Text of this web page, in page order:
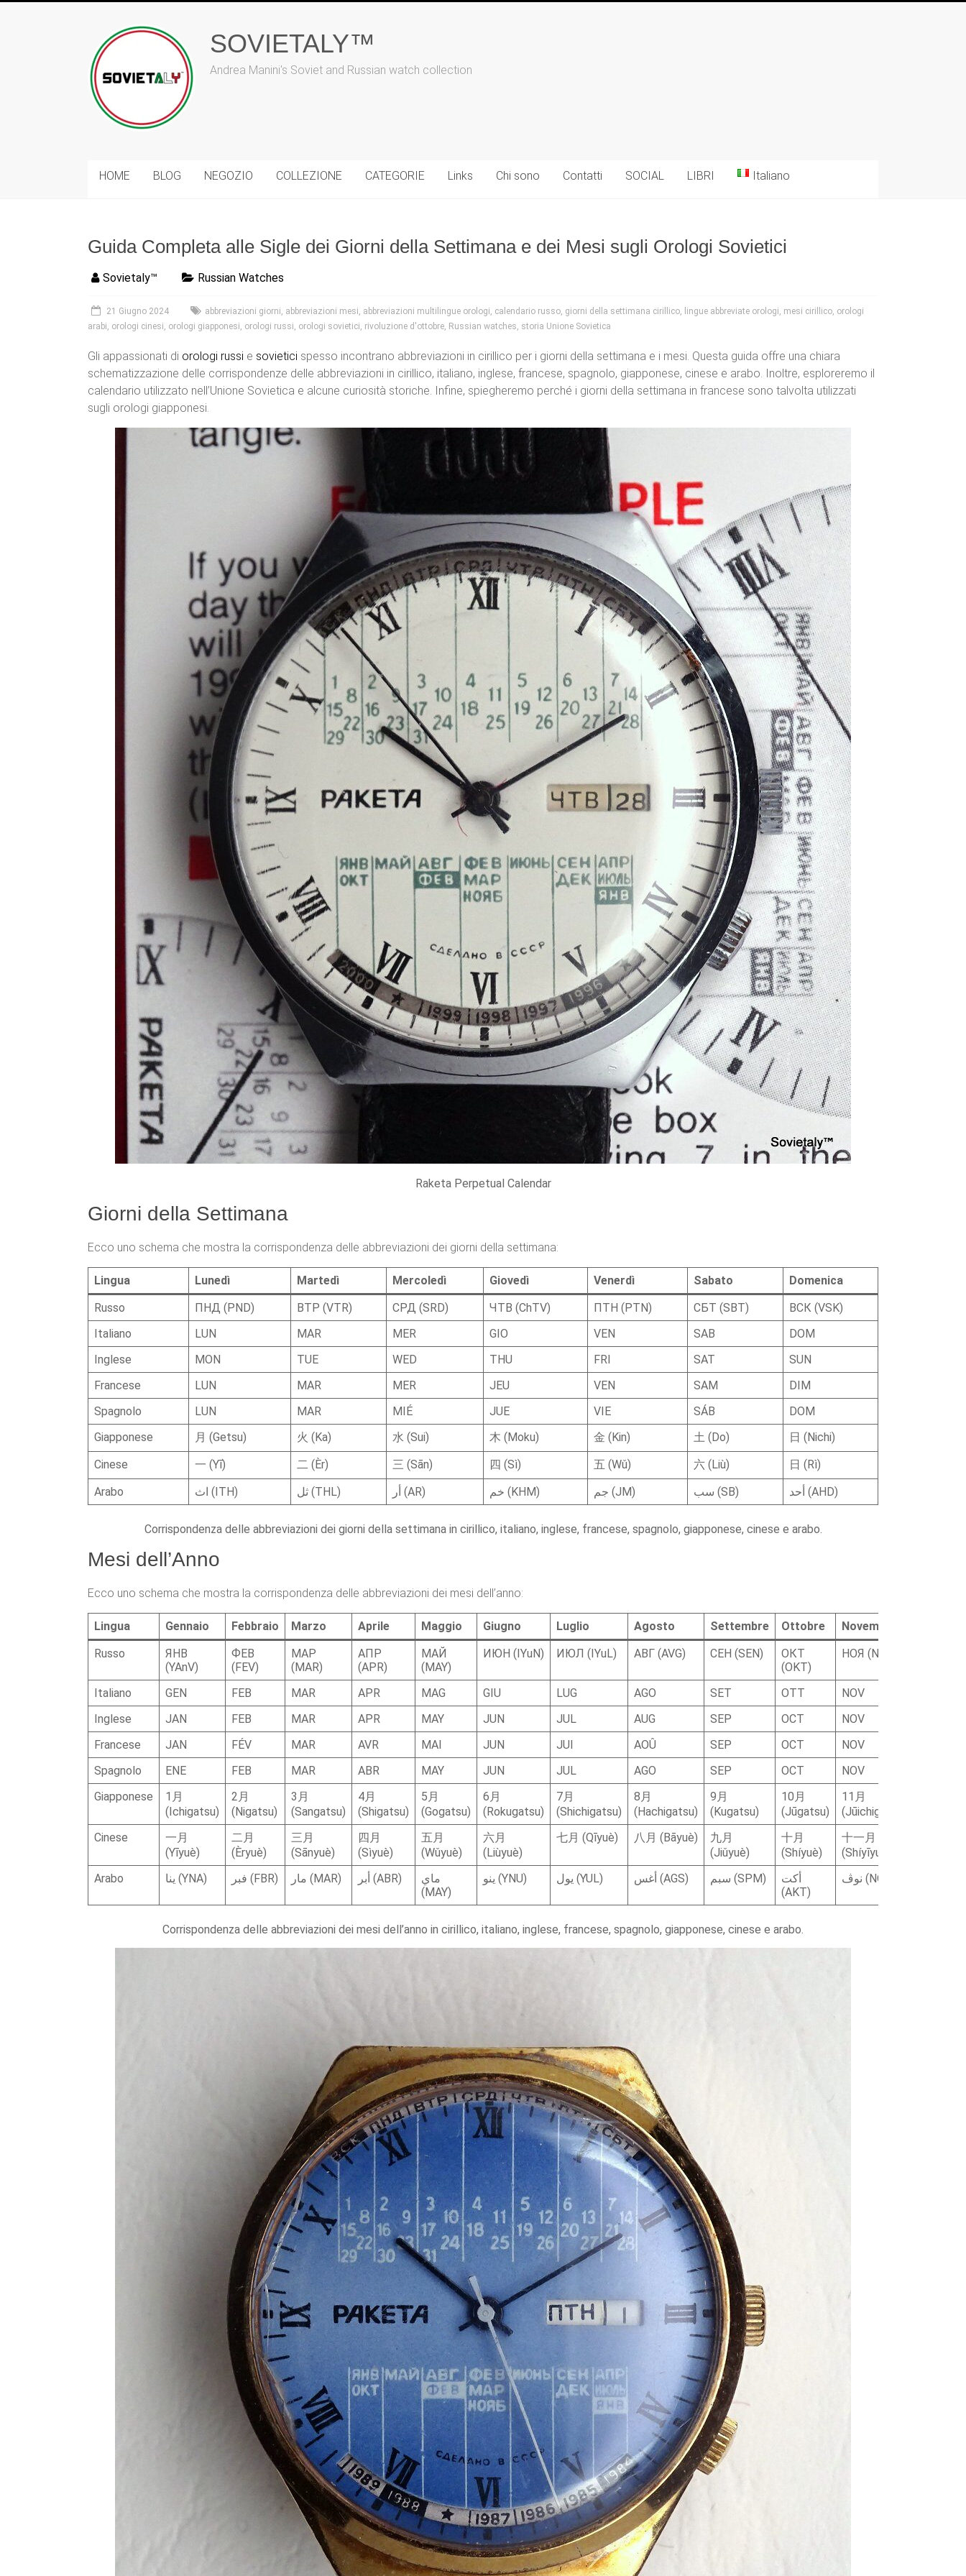
SOVIETALY™
Andrea Manini's Soviet and Russian watch collection
HOME BLOG NEGOZIO COLLEZIONE CATEGORIE Links Chi sono Contatti SOCIAL LIBRI Italiano
Guida Completa alle Sigle dei Giorni della Settimana e dei Mesi sugli Orologi Sovietici
Sovietaly™ Russian Watches
21 Giugno 2024 abbreviazioni giorni, abbreviazioni mesi, abbreviazioni multilingue orologi, calendario russo, giorni della settimana cirillico, lingue abbreviate orologi, mesi cirillico, orologi
arabi, orologi cinesi, orologi giapponesi, orologi russi, orologi sovietici, rivoluzione d'ottobre, Russian watches, storia Unione Sovietica
Gli appassionati di orologi russi e sovietici spesso incontrano abbreviazioni in cirillico per i giorni della settimana e i mesi. Questa guida offre una chiara
schematizzazione delle corrispondenze delle abbreviazioni in cirillico, italiano, inglese, francese, spagnolo, giapponese, cinese e arabo. Inoltre, esploreremo il
calendario utilizzato nell’Unione Sovietica e alcune curiosità storiche. Infine, spiegheremo perché i giorni della settimana in francese sono talvolta utilizzati
sugli orologi giapponesi.
Raketa Perpetual Calendar
Giorni della Settimana
Ecco uno schema che mostra la corrispondenza delle abbreviazioni dei giorni della settimana:
Lingua Lunedì Martedì Mercoledì Giovedì Venerdì Sabato
Domenica
Russo
ПНД (PND) ВТР (VTR) СРД (SRD) ЧТВ (ChTV) ПТН (PTN) СБТ (SBT)
ВСК (VSK)
Italiano
LUN MAR MER GIO VEN SAB
DOM
Inglese
MON TUE WED THU FRI SAT
SUN
Francese
LUN MAR MER JEU VEN SAM
DIM
Spagnolo
LUN MAR MIÉ JUE VIE SÁB
DOM
Giapponese
月 (Getsu) 火 (Ka) 水 (Sui) 木 (Moku) 金 (Kin) 土 (Do)
日 (Nichi)
Cinese
一 (Yī) 二 (Èr) 三 (Sān) 四 (Sì) 五 (Wǔ) 六 (Liù)
日 (Rì)
Arabo
اث (ITH) ثل (THL) أر (AR) خم (KHM) جم (JM) سب (SB) أحد (AHD)
Corrispondenza delle abbreviazioni dei giorni della settimana in cirillico, italiano, inglese, francese, spagnolo, giapponese, cinese e arabo.
Mesi dell’Anno
Ecco uno schema che mostra la corrispondenza delle abbreviazioni dei mesi dell’anno:
Lingua Gennaio Febbraio Marzo Aprile Maggio Giugno Luglio Agosto Settembre Ottobre Novembre
Russo
ЯНВ
(YAnV)
ФЕВ
(FEV)
МАР
(MAR)
АПР
(APR)
МАЙ
(MAY)
ИЮН (IYuN) ИЮЛ (IYuL) АВГ (AVG) СЕН (SEN)
ОКТ
(OKT)
НОЯ (NOYa)
Italiano GEN FEB MAR APR MAG GIU LUG AGO SET OTT NOV
Inglese
JAN FEB MAR APR MAY JUN JUL AUG SEP OCT NOV
Francese
JAN FÉV MAR AVR MAI JUN JUI AOÛ SEP OCT NOV
Spagnolo
ENE FEB MAR ABR MAY JUN JUL AGO SEP OCT NOV
Giapponese
1月
(Ichigatsu)
2月
(Nigatsu)
3月
(Sangatsu)
4月
(Shigatsu)
5月
(Gogatsu)
6月
(Rokugatsu)
7月
(Shichigatsu)
8月
(Hachigatsu)
9月
(Kugatsu)
10月
(Jūgatsu)
11月
(Jūichigatsu)
Cinese
一月
(Yīyuè)
二月
(Èryuè)
三月
(Sānyuè)
四月
(Sìyuè)
五月
(Wǔyuè)
六月
(Liùyuè)
七月 (Qīyuè) 八月 (Bāyuè)
九月
(Jiǔyuè)
十月
(Shíyuè)
十一月
(Shíyīyuè)
Arabo
ينا (YNA) فبر (FBR) مار (MAR) أبر (ABR)
ماي
(MAY)
ينو (YNU) يول (YUL) أغس (AGS) سبم (SPM)
أكت
(AKT)
نوڤ (NOV)
Corrispondenza delle abbreviazioni dei mesi dell’anno in cirillico, italiano, inglese, francese, spagnolo, giapponese, cinese e arabo.